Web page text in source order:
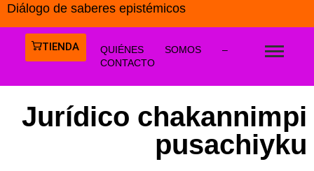
Diálogo de saberes epistémicos
TIENDA
QUIÉNES SOMOS –
CONTACTO
Jurídico chakannimpi
pusachiyku